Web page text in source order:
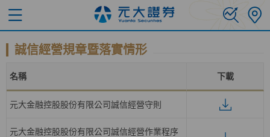
誠信經營規章暨落實情形
名稱 下載
元大金融控股股份有限公司誠信經營守則
元大金融控股股份有限公司誠信經營作業程序